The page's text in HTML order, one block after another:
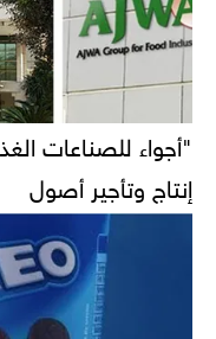
"أجواء للصناعات
إنتاج وتأجير أصول